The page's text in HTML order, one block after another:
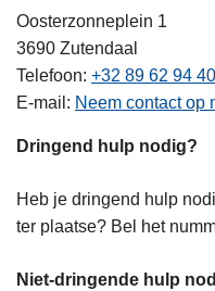
Oosterzonneplein 1
3690 Zutendaal
Telefoon +32 89 62 94 40
E-mail
Neem contact op
Dringend hulp nodig?
Heb je dringend hulp
ter plaatse? Bel het
Niet-dringende hulp